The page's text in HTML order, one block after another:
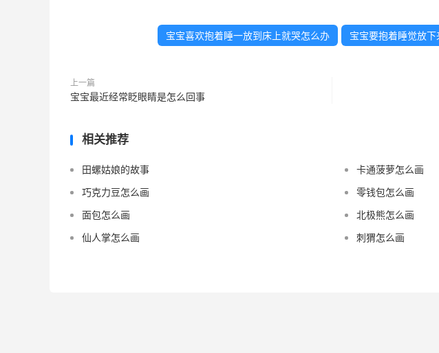
宝宝喜欢抱着睡一放到床上就哭怎么办 宝宝要抱着睡觉放
上一篇
宝宝最近经常眨眼睛是怎么回事
相关推荐
田螺姑娘的故事
卡通菠萝怎么画
巧克力豆怎么画
零钱包怎么画
面包怎么画
北极熊怎么画
仙人掌怎么画
刺猬怎么画